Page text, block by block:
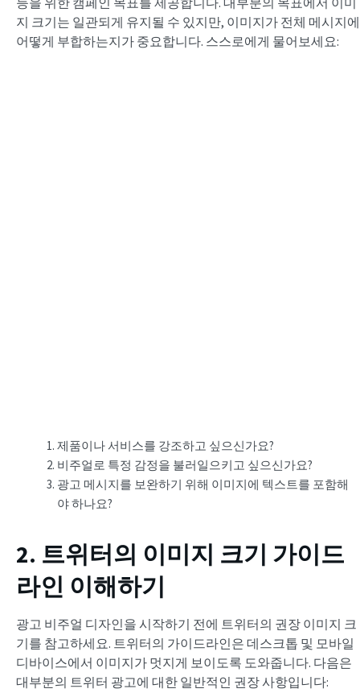
지 크기는 일관되게 유지될 수 있지만, 이미지가 전체 메시지에
어떻게 부합하는지가 중요합니다. 스스로에게 물어보세요:
제품이나 서비스를 강조하고 싶으신가요?
비주얼로 특정 감정을 불러일으키고 싶으신가요?
광고 메시지를 보완하기 위해 이미지에 텍스트를 포함해
야 하나요?
2. 트위터의 이미지 크기 가이드
라인 이해하기
광고 비주얼 디자인을 시작하기 전에 트위터의 권장 이미지 크
기를 참고하세요. 트위터의 가이드라인은 데스크톱 및 모바일
디바이스에서 이미지가 멋지게 보이도록 도와줍니다. 다음은
대부분의 트위터 광고에 대한 일반적인 권장 사항입니다: